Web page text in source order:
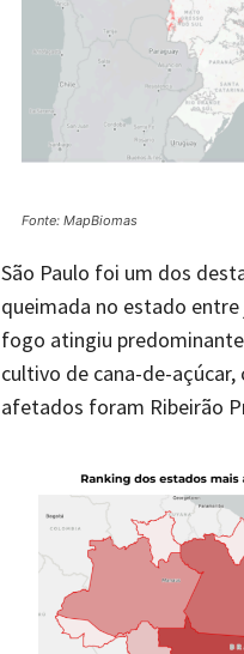
Fonte: MapBiomas
São Paulo foi um dos
queimada no estado
fogo atingiu
cultivo de cana-de-
afetados foram Ribeirão